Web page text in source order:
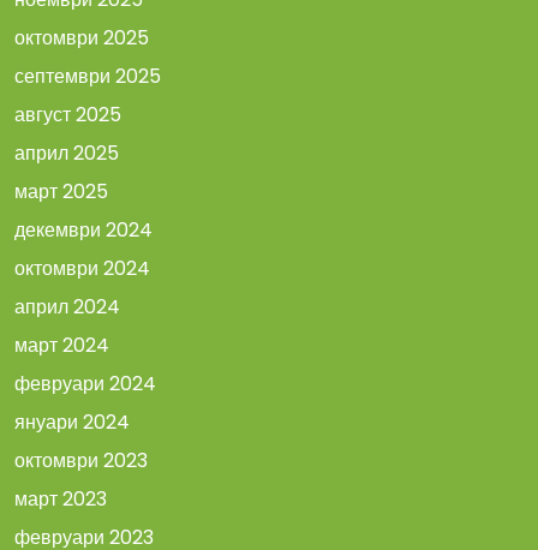
октомври 2025
септември 2025
август 2025
април 2025
март 2025
декември 2024
октомври 2024
април 2024
март 2024
февруари 2024
януари 2024
октомври 2023
март 2023
февруари 2023